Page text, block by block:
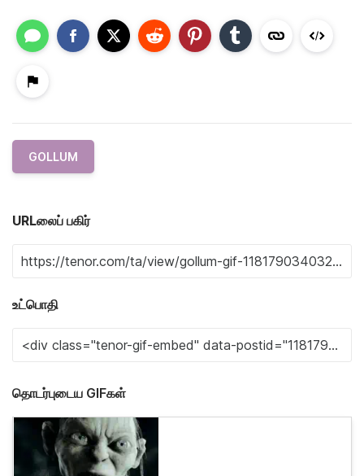
GOLLUM
URLலைப் பகிர்
உட்பொதி
தொடர்புடைய GIFகள்